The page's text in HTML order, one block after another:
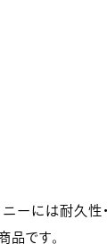
ニーには耐久性
品です。